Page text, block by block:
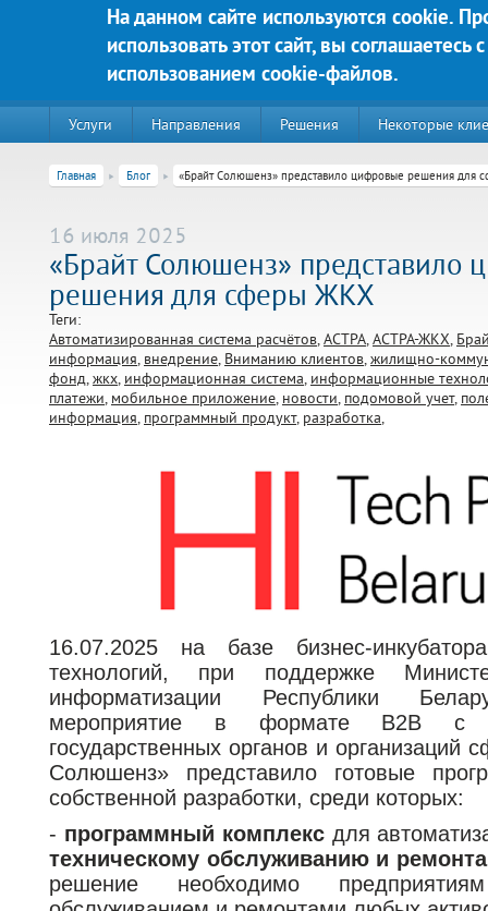
На данном сайте используются cookie.
использовать этот сайт, вы соглашаетесь с
использованием cookie-файлов.
Перейти к основному содержанию
220020, г. Минск, пр-т Победителей д. 89, корп. 3, этаж 5,
Техническая поддержка:
+375 (44) 555-10-92
+375 (44) 555-39-05
Яркие решения для Вашего
Услуги Направления Решения Некоторые
Главная Блог «Брайт Солюшенз» представило цифровые решения для
16 июля 2025
«Брайт Солюшенз» представило
решения для сферы ЖКХ
Теги:
Автоматизированная система расчётов АСТРА АСТРА-ЖКХ
информация внедрение Вниманию клиентов жилищно-
фонд жкх информационная система информационные
платежи мобильное приложение новости подомовой учет
информация программный продукт разработка
16.07.2025 на базе бизнес-
технологий, при поддержке
информатизации Республики
мероприятие в формате B2B с
государственных органов и
Солюшенз» представило готовые
собственной разработки, среди которых:
- программный комплексдля
техническому обслуживанию и
решение необходимо